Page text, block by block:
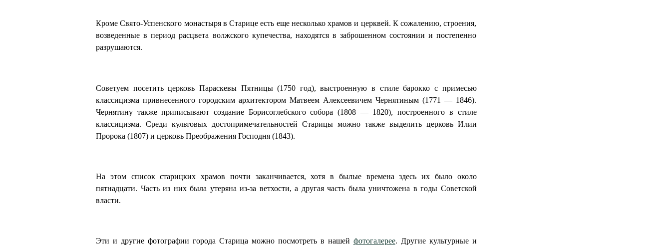
Кроме Свято-Успенского монастыря в Старице есть еще несколько храмов и церквей. К сожалению, строения,
возведенные в период расцвета волжского купечества, находятся в заброшенном состоянии и постепенно
разрушаются.
Советуем посетить церковь Параскевы Пятницы (1750 год), выстроенную в стиле барокко с примесью
классицизма привнесенного городским архитектором Матвеем Алексеевичем Чернятиным (1771 — 1846).
Чернятину также приписывают создание Борисоглебского собора (1808 — 1820), построенного в стиле
классицизма. Среди культовых достопримечательностей Старицы можно также выделить церковь Илии
Пророка (1807) и церковь Преображения Господня (1843).
На этом список старицких храмов почти заканчивается, хотя в былые времена здесь их было около
пятнадцати. Часть из них была утеряна из-за ветхости, а другая часть была уничтожена в годы Советской
власти.
Эти и другие фотографии города Старица можно посмотреть в нашей фотогалерее. Другие культурные и